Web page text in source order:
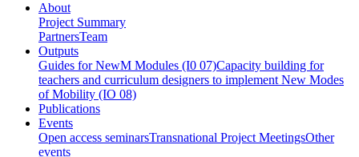
About
Project Summary
PartnersTeam
Outputs
Guides for NewM Modules (I0 07)Capacity building for
teachers and curriculum designers to implement New Modes
of Mobility (IO 08)
Publications
Events
Open access seminarsTransnational Project MeetingsOther
events